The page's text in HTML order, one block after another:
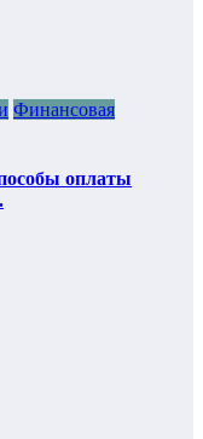
Финансовая
оплаты